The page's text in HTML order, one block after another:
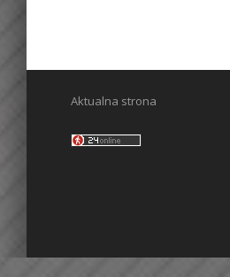
Aktualna strona